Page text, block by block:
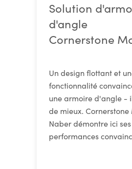
Solution
d'angle
Cornerstone
Un design flottant et
fonctionnalité
une armoire d'angle -
de mieux.
Naber démontre ici ses
performances